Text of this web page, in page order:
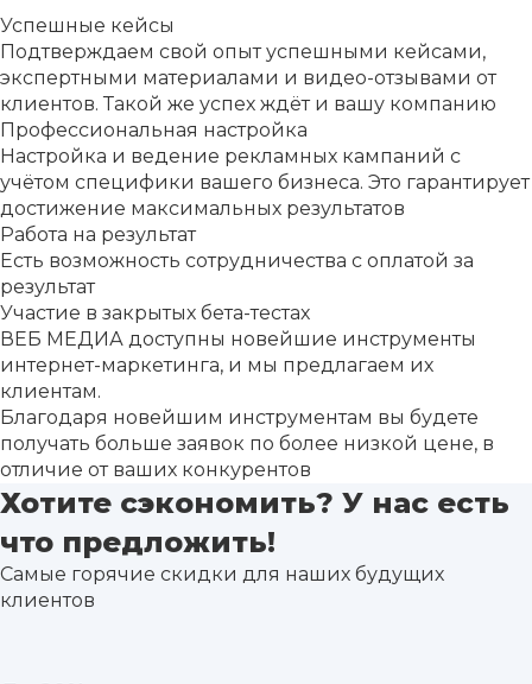
Успешные кейсы
Подтверждаем свой опыт успешными кейсами,
экспертными материалами и видео-отзывами от
клиентов. Такой же успех ждёт и вашу компанию
Профессиональная настройка
Настройка и ведение рекламных кампаний с
учётом специфики вашего бизнеса. Это гарантирует
достижение максимальных результатов
Работа на результат
Есть возможность сотрудничества с оплатой за
результат
Участие в закрытых бета-тестах
ВЕБ МЕДИА доступны новейшие инструменты
интернет-маркетинга, и мы предлагаем их
клиентам.
Благодаря новейшим инструментам вы будете
получать больше заявок по более низкой цене, в
отличие от ваших конкурентов
Хотите сэкономить? У нас есть
что предложить!
Самые горячие скидки для наших будущих
клиентов